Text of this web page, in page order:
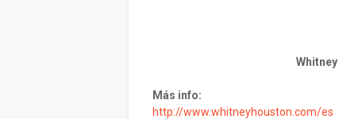
Más info:
http://www.whitneyhouston.com/es